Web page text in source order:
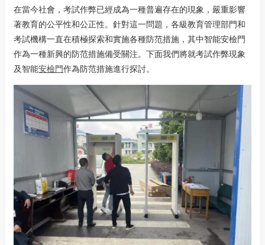
在當今社會，考試作弊已經成為一種普遍存在的現象，嚴重影響
著教育的公平性和公正性。針對這一問題，各級教育管理部門和
考試機構一直在積極探索和實施各種防范措施，其中智能安檢門
作為一種新興的防范措施備受關注。下面我們將就考試作弊現象
及智能安檢門作為防范措施進行探討。